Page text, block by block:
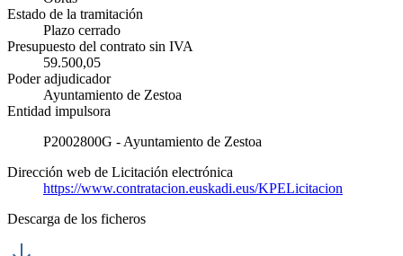
Estado de la tramitación
Plazo cerrado
Presupuesto del contrato sin IVA
59.500,05
Poder adjudicador
Ayuntamiento de Zestoa
Entidad impulsora
P2002800G - Ayuntamiento de Zestoa
Dirección web de Licitación electrónica
https://www.contratacion.euskadi.eus/KPELicitacion
Descarga de los ficheros